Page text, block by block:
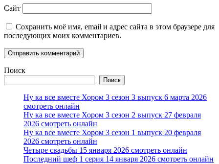
Сайт
Сохранить моё имя, email и адрес сайта в этом браузере для
последующих моих комментариев.
Поиск
Поиск
Ну ка все вместе Хором 3 сезон 3 выпуск 6 марта 2026
смотреть онлайн
Ну ка все вместе Хором 3 сезон 2 выпуск 27 февраля
2026 смотреть онлайн
Ну ка все вместе Хором 3 сезон 1 выпуск 20 февраля
2026 смотреть онлайн
Четыре свадьбы 15 января 2026 смотреть онлайн
Последний шеф 1 серия 14 января 2026 смотреть онлайн